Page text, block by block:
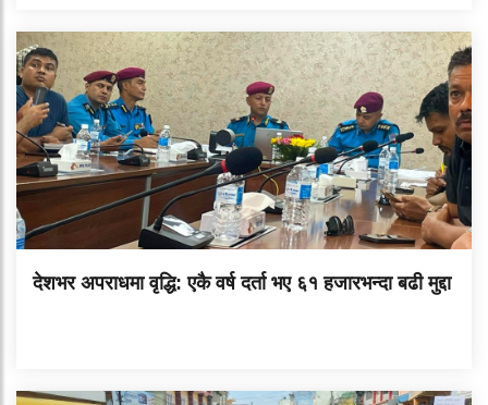
देशभर अपराधमा वृद्धि: एकै वर्ष दर्ता भए ६१ हजारभन्दा बढी मुद्दा